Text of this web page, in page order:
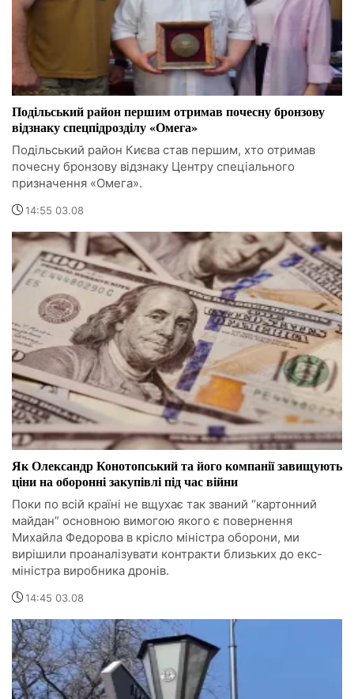
Подільський район першим отримав почесну бронзову
відзнаку спецпідрозділу «Омега»
Подільський район Києва став першим, хто отримав
почесну бронзову відзнаку Центру спеціального
призначення «Омега».
14:55 03.08
Як Олександр Конотопський та його компанії завищують
ціни на оборонні закупівлі під час війни
Поки по всій країні не вщухає так званий “картонний
майдан” основною вимогою якого є повернення
Михайла Федорова в крісло міністра оборони, ми
вирішили проаналізувати контракти близьких до екс-
міністра виробника дронів.
14:45 03.08